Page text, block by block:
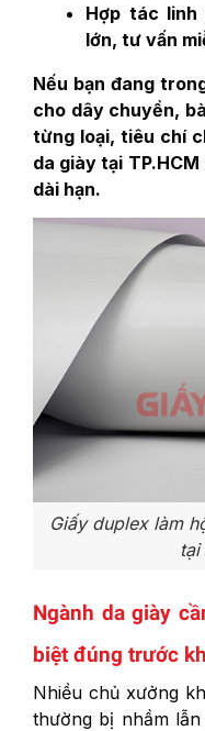
Hợp tác linh
lớn, tư vấn
Nếu bạn đang
cho dây chuyền,
từng loại, tiêu chí
da giày tại TP.HCM
dài hạn.
Giấy duplex làm
Ngành da giày
biệt đúng trước
Nhiều chủ xưởng
thường bị nhầm